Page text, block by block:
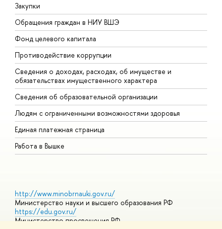
Закупки
Обращения граждан в НИУ ВШЭ
Фонд целевого капитала
Противодействие коррупции
Сведения о доходах, расходах, об имуществе и
обязательствах имущественного характера
Сведения об образовательной организации
Людям с ограниченными возможностями здоровья
Единая платежная страница
Работа в Вышке
http://www.minobrnauki.gov.ru/
Министерство науки и высшего образования РФ
https://edu.gov.ru/
Министерство просвещения РФ